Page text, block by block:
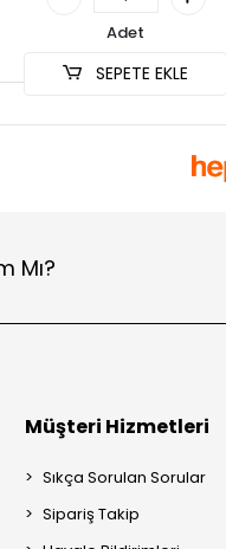
Adet
SEPETE EKLE
Mı?
Müşteri Hizmetleri
Sıkça Sorulan Sorular
Sipariş Takip